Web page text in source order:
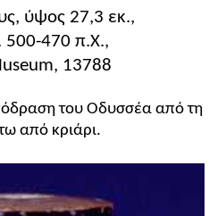
ύψος 27,3 εκ.,
500-470 π.Χ.,
13788
του Οδυσσέα από τη
από κριάρι.